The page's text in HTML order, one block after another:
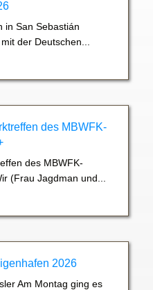
in San Sebastián
der Deutschen...
des MBWFK-
des MBWFK-
(Frau Jagdman und...
2026
Am Montag ging es